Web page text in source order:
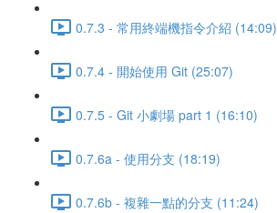
0.7.3 - 常用終端機指令介紹 (14:09)
0.7.4 - 開始使用 Git (25:07)
0.7.5 - Git 小劇場 part 1 (16:10)
0.7.6a - 使用分支 (18:19)
0.7.6b - 複雜一點的分支 (11:24)